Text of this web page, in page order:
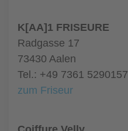
K[AA]1 FRISEURE
Radgasse 17
73430 Aalen
Tel.: +49 7361 5290157
zum Friseur